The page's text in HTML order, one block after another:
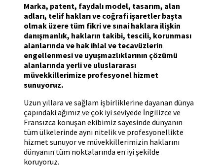
Marka, patent, faydalı model, tasarım, alan
adları, telif hakları ve coğrafi işaretler başta
olmak üzere tüm fikri ve sınai haklara ilişkin
danışmanlık, hakların takibi, tescili, korunması
alanlarında ve hak ihlal ve tecavüzlerin
engellenmesi ve uyuşmazlıklarının çözümü
alanlarında yerli ve uluslararası
müvekkillerimize profesyonel hizmet
sunuyoruz.
Uzun yıllara ve sağlam işbirliklerine dayanan dünya
çapındaki ağımız ve çok iyi seviyede İngilizce ve
Fransızca konuşan ekibimiz sayesinde dünyanın
tüm ülkelerinde aynı nitelik ve profesyonellikte
hizmet sunuyor ve müvekkillerimizin haklarını
dünyanın tüm noktalarında en iyi şekilde
koruyoruz.